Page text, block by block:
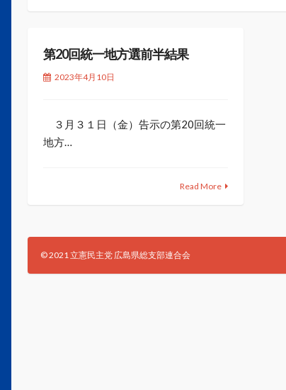
第20回統一地方選前半結果
2023年4月10日
３月３１日（金）告示の第20回統一
地方…
Read More
© 2021 立憲民主党 広島県総支部連合会